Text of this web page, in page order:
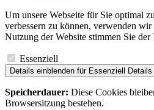
Um unsere Webseite für Sie optimal
verbessern zu können, verwenden
Nutzung der Website stimmen Sie
Essenziell
Details einblenden für Essenziell
Speicherdauer: Diese Cookies
Browsersitzung bestehen.